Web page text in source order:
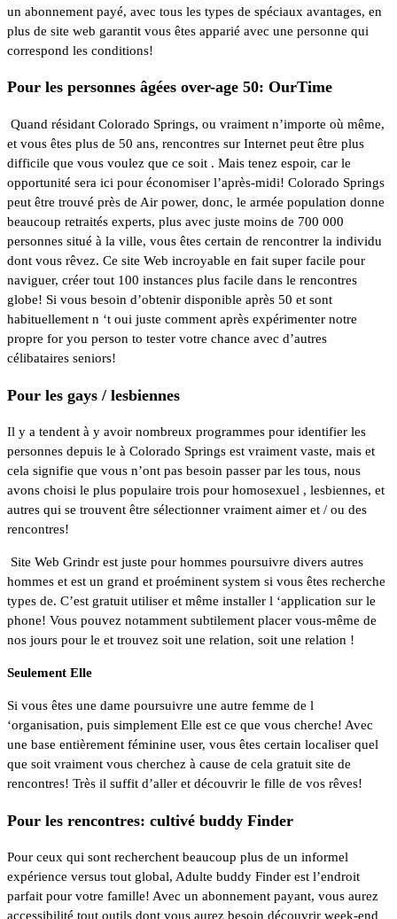
un abonnement payé, avec tous les types de spéciaux avantages, en
plus de site web garantit vous êtes apparié avec une personne qui
correspond les conditions!
Pour les personnes âgées over-age 50: OurTime
Quand résidant Colorado Springs, ou vraiment n’importe où même,
et vous êtes plus de 50 ans, rencontres sur Internet peut être plus
difficile que vous voulez que ce soit . Mais tenez espoir, car le
opportunité sera ici pour économiser l’après-midi! Colorado Springs
peut être trouvé près de Air power, donc, le armée population donne
beaucoup retraités experts, plus avec juste moins de 700 000
personnes situé à la ville, vous êtes certain de rencontrer la individu
dont vous rêvez. Ce site Web incroyable en fait super facile pour
naviguer, créer tout 100 instances plus facile dans le rencontres
globe! Si vous besoin d’obtenir disponible après 50 et sont
habituellement n ‘t oui juste comment après expérimenter notre
propre for you person to tester votre chance avec d’autres
célibataires seniors!
Pour les gays / lesbiennes
Il y a tendent à y avoir nombreux programmes pour identifier les
personnes depuis le à Colorado Springs est vraiment vaste, mais et
cela signifie que vous n’ont pas besoin passer par les tous, nous
avons choisi le plus populaire trois pour homosexuel , lesbiennes, et
autres qui se trouvent être sélectionner vraiment aimer et / ou des
rencontres!
Site Web Grindr est juste pour hommes poursuivre divers autres
hommes et est un grand et proéminent system si vous êtes recherche
types de. C’est gratuit utiliser et même installer l ‘application sur le
phone! Vous pouvez notamment subtilement placer vous-même de
nos jours pour le et trouvez soit une relation, soit une relation !
Seulement Elle
Si vous êtes une dame poursuivre une autre femme de l
‘organisation, puis simplement Elle est ce que vous cherche! Avec
une base entièrement féminine user, vous êtes certain localiser quel
que soit vraiment vous cherchez à cause de cela gratuit site de
rencontres! Très il suffit d’aller et découvrir le fille de vos rêves!
Pour les rencontres: cultivé buddy Finder
Pour ceux qui sont recherchent beaucoup plus de un informel
expérience versus tout global, Adulte buddy Finder est l’endroit
parfait pour votre famille! Avec un abonnement payant, vous aurez
accessibilité tout outils dont vous aurez besoin découvrir week-end